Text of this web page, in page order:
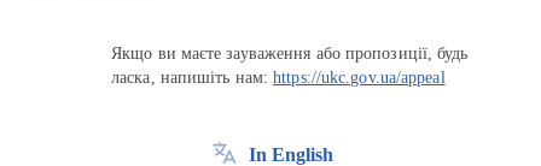
Якщо ви маєте зауваження або пропозиції, будь
ласка, напишіть нам:https://ukc.gov.ua/appeal
In English